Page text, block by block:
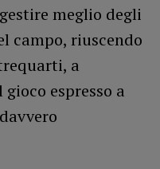
meglio degli
campo, riuscendo
a
espresso a